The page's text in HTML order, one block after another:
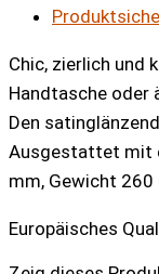
Chic, zierlich und
Handtasche oder
Den
Ausgestattet mit
mm, Gewicht
Europäisches